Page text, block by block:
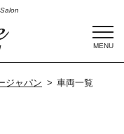
MENU
ジャパン 車両一覧